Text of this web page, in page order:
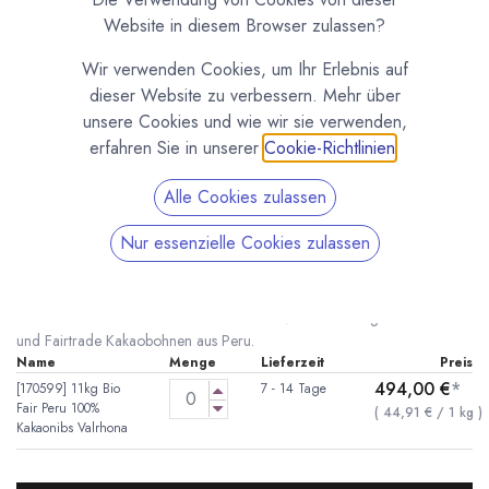
Bio Kakaonibs Peru Fairtrade von Valrhona
(0 Rezension)
Geröste Bio und Fairtrade Kakaonbis von Valrhona. Hergestellt aus Bio
und Fairtrade Kakaobohnen aus Peru.
Name Menge Lieferzeit
Preis
[170599] 11kg Bio
Fair Peru 100%
Kakaonibs Valrhona
7 - 14 Tage 494,00 €*
( 44,91 € /1 kg )
Website in diesem Browser zulassen?
Wir verwenden Cookies, um Ihr Erlebnis auf
dieser Website zu verbessern. Mehr über
unsere Cookies und wie wir sie verwenden,
erfahren Sie in unserer Cookie-Richtlinien
Alle Cookies zulassen
Nur essenzielle Cookies zulassen